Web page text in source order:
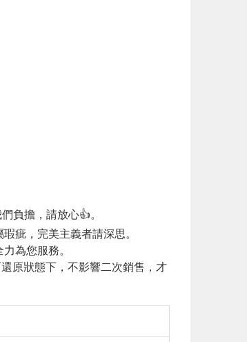
負擔，請放心👍。
疵，完美主義者請深思。
為您服務。
原狀態下，不影響二次銷售，才